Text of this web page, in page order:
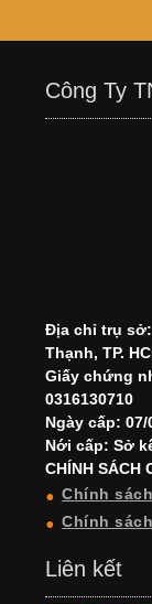
Công Ty
Địa chỉ trụ sở:
Thạnh, TP.
Giấy chứng
0316130710
Ngày cấp: 07/
Nới cấp: Sở
CHÍNH SÁCH
Chính
Chính
Liên kết